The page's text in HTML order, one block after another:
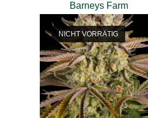
Barneys Farm
NICHT VORRÄTIG